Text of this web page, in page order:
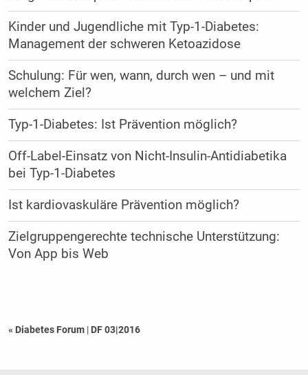
Kinder und Jugendliche mit Typ-1-Diabetes:
Management der schweren Ketoazidose
Schulung: Für wen, wann, durch wen – und mit
welchem Ziel?
Typ-1-Diabetes: Ist Prävention möglich?
Off-Label-Einsatz von Nicht-Insulin-­Antidiabetika
bei Typ-1-Diabetes
Ist kardiovaskuläre Prävention möglich?
Zielgruppengerechte technische Unterstützung:
Von App bis Web
« Diabetes Forum | DF 03|2016